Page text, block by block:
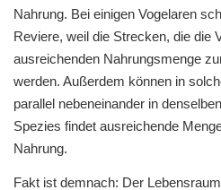
Nahrung. Bei einigen Vogelaren
Reviere, weil die Strecken, die die
ausreichenden Nahrungsmenge
werden. Außerdem können in
parallel nebeneinander in
Spezies findet ausreichende
Nahrung.
Fakt ist demnach: Der